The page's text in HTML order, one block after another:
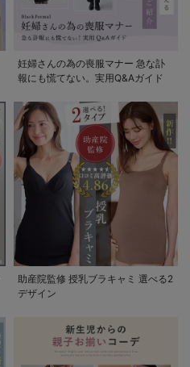
妊婦さんの為の喪服マナー 急な訃
報にも慌てない。実用Q&Aガイド
助産院監修 授乳ブラキャミ 選べる2
デザイン